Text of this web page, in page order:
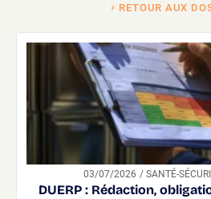
RETOUR AUX
03/07/2026 / SANTÉ-
DUERP : Rédaction,